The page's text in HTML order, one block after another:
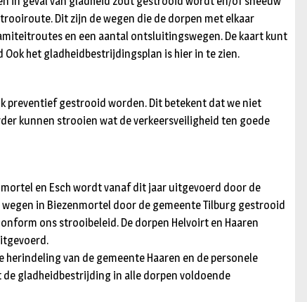
Dit zijn de wegen die de dorpen met elkaar
en een aantal ontsluitingswegen. De kaart kunt
het gladheidbestrijdingsplan is hier in te zien.
preventief gestrooid worden. Dit betekent dat we niet
kunnen strooien wat de verkeersveiligheid ten goede
en Esch wordt vanaf dit jaar uitgevoerd door de
in Biezenmortel door de gemeente Tilburg gestrooid
ons strooibeleid. De dorpen Helvoirt en Haaren
van de gemeente Haaren en de personele
gladheidbestrijding in alle dorpen voldoende